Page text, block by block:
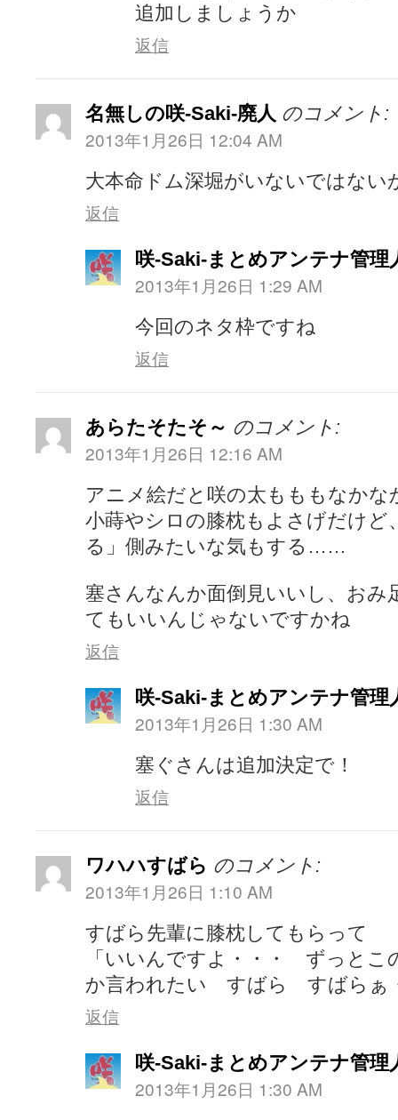
追加しましょうか
返信
名無しの咲-Saki-廃人 のコメント:
2013年1月26日 12:04 AM
大本命ドム深堀がいないではない
返信
咲-Saki-まとめアンテナ管理
2013年1月26日 1:29 AM
今回のネタ枠ですね
返信
あらたそたそ～ のコメント:
2013年1月26日 12:16 AM
アニメ絵だと咲の太もももなか
小蒔やシロの膝枕もよさげだけど
る」側みたいな気もする……
塞さんなんか面倒見いいし、おみ
てもいいんじゃないですかね
返信
咲-Saki-まとめアンテナ管理
2013年1月26日 1:30 AM
塞ぐさんは追加決定で！
返信
ワハハすばら のコメント:
2013年1月26日 1:10 AM
すばら先輩に膝枕してもらって
「いいんですよ・・・ ずっと
か言われたい すばら すばらぁ
返信
咲-Saki-まとめアンテナ管理
2013年1月26日 1:30 AM